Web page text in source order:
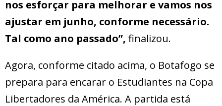
nos esforçar para melhorar e vamos nos
ajustar em junho, conforme necessário.
Tal como ano passado”, finalizou.
Agora, conforme citado acima, o Botafogo se
prepara para encarar o Estudiantes na Copa
Libertadores da América. A partida está